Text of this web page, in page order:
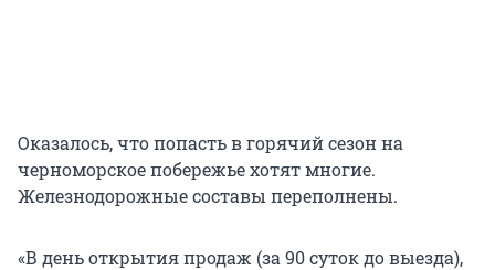
Оказалось, что попасть в горячий сезон на
черноморское побережье хотят многие.
Железнодорожные составы переполнены.
«В день открытия продаж (за 90 суток до выезда),